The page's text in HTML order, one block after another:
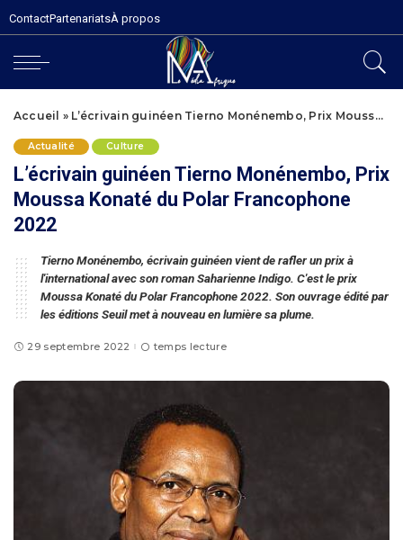
ContactPartenariatsÀ propos
Accueil » L’écrivain guinéen Tierno Monénembo, Prix Moussa Konaté du Polar Francophone 2022
Actualité Culture
L’écrivain guinéen Tierno Monénembo, Prix
Moussa Konaté du Polar Francophone
2022
Tierno Monénembo, écrivain guinéen vient de rafler un prix à
l'international avec son roman Saharienne Indigo. C'est le prix
Moussa Konaté du Polar Francophone 2022. Son ouvrage édité par
les éditions Seuil met à nouveau en lumière sa plume.
29 septembre 2022 temps lecture